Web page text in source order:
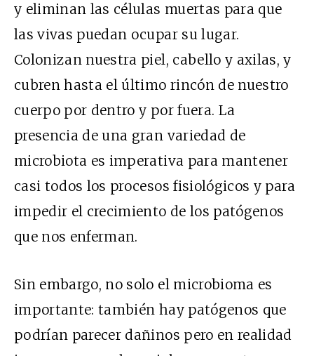
y eliminan las células muertas para que
las vivas puedan ocupar su lugar.
Colonizan nuestra piel, cabello y axilas, y
cubren hasta el último rincón de nuestro
cuerpo por dentro y por fuera. La
presencia de una gran variedad de
microbiota es imperativa para mantener
casi todos los procesos fisiológicos y para
impedir el crecimiento de los patógenos
que nos enferman.
Sin embargo, no solo el microbioma es
importante: también hay patógenos que
podrían parecer dañinos pero en realidad